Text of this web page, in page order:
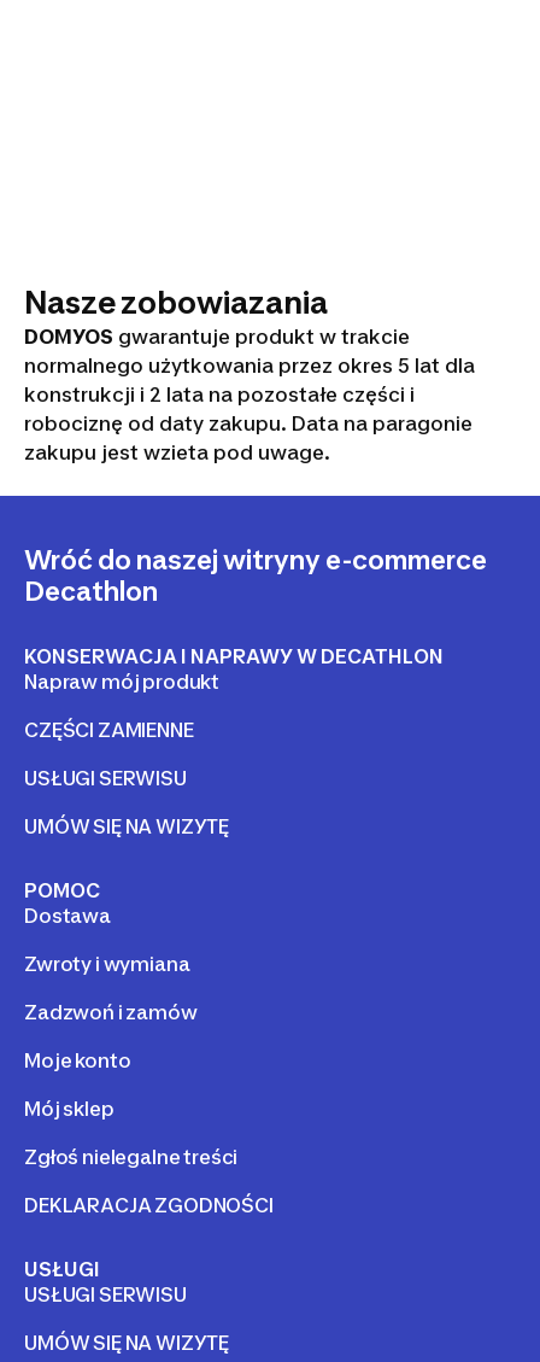
Nasze zobowiazania
DOMYOS gwarantuje produkt w trakcie
normalnego użytkowania przez okres 5 lat dla
konstrukcji i 2 lata na pozostałe części i
robociznę od daty zakupu. Data na paragonie
zakupu jest wzieta pod uwage.
Wróć do naszej witryny e-commerce
Decathlon
KONSERWACJA I NAPRAWY W DECATHLON
Napraw mój produkt
CZĘŚCI ZAMIENNE
USŁUGI SERWISU
UMÓW SIĘ NA WIZYTĘ
POMOC
Dostawa
Zwroty i wymiana
Zadzwoń i zamów
Moje konto
Mój sklep
Zgłoś nielegalne treści
DEKLARACJA ZGODNOŚCI
USŁUGI
USŁUGI SERWISU
UMÓW SIĘ NA WIZYTĘ